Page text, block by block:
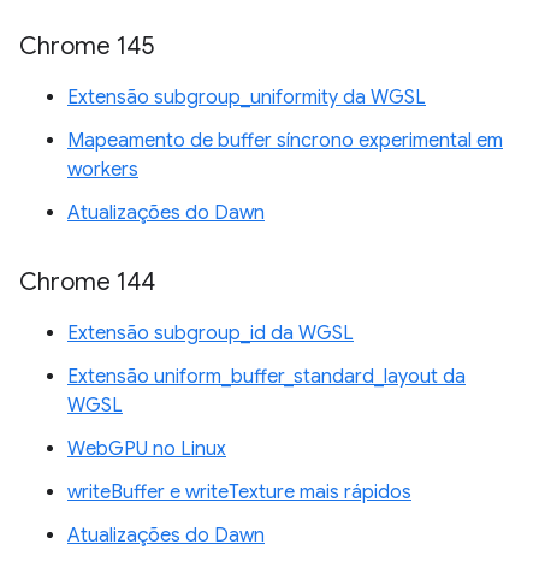
Chrome 145
Extensão subgroup_uniformity da WGSL
Mapeamento de buffer síncrono experimental em
workers
Atualizações do Dawn
Chrome 144
Extensão subgroup_id da WGSL
Extensão uniform_buffer_standard_layout da
WGSL
WebGPU no Linux
writeBuffer e writeTexture mais rápidos
Atualizações do Dawn